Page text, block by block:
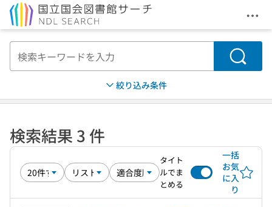
メ
検索
絞り込み条件
検索結果 3 件
タイト
ルでま
とめる
一括
お気
に入
り